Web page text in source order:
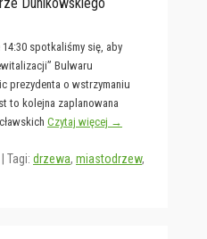
spotkaliśmy się, aby
Bulwaru
prezydenta o wstrzymaniu
to kolejna zaplanowana
Czytaj więcej →
Tagi: drzewa, miastodrzew,